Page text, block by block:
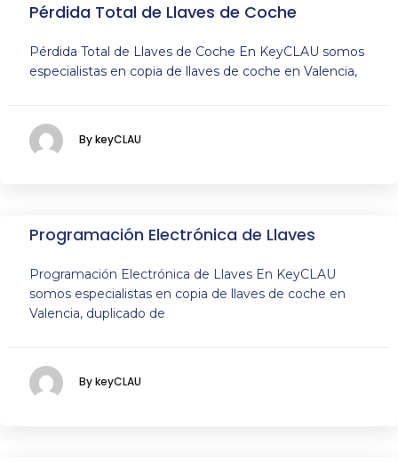
Pérdida Total de Llaves de Coche
Pérdida Total de Llaves de Coche En KeyCLAU somos
especialistas en copia de llaves de coche en Valencia,
By keyCLAU
Programación Electrónica de Llaves
Programación Electrónica de Llaves En KeyCLAU
somos especialistas en copia de llaves de coche en
Valencia, duplicado de
By keyCLAU